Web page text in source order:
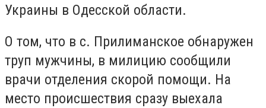
Украины в Одесской области.
О том, что в с. Прилиманское обнаружен
труп мужчины, в милицию сообщили
врачи отделения скорой помощи. На
место происшествия сразу выехала